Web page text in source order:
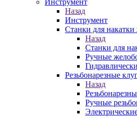
Инструмент
Назад
Инструмент
Станки для накатки
Назад
Станки для
Ручные
Резьбонарезные
Назад
Ручные